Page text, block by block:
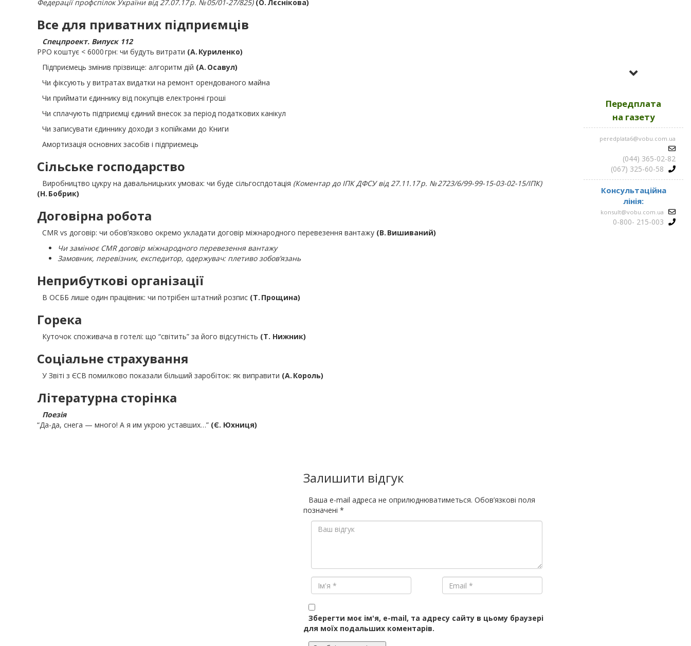
Федерації профспілок України від 27.07.17 р. № 05/01-27/825) (О. Лєснікова)
Все для приватних підприємців
Спецпроект. Випуск 112
РРО коштує < 6000 грн: чи будуть витрати (А. Куриленко)
Підприємець змінив прізвище: алгоритм дій (А. Осавул)
Чи фіксують у витратах видатки на ремонт орендованого майна
Чи приймати єдиннику від покупців електронні гроші
Чи сплачують підприємці єдиний внесок за період податкових канікул
Чи записувати єдиннику доходи з копійками до Книги
Амортизація основних засобів і підприємець
Сільське господарство
Виробництво цукру на давальницьких умовах: чи буде сільгоспдотація (Коментар до ІПК ДФСУ від 27.11.17 р. № 2723/6/99-99-15-03-02-15/ІПК)
(Н. Бобрик)
Договірна робота
CMR vs договір: чи обов’язково окремо укладати договір міжнародного перевезення вантажу (В. Вишиваний)
Чи замінює CMR договір міжнародного перевезення вантажу
Замовник, перевізник, експедитор, одержувач: плетиво зобов’язань
Неприбуткові організації
В ОСББ лише один працівник: чи потрібен штатний розпис (Т. Прощина)
Горека
Куточок споживача в готелі: що “світить” за його відсутність (Т. Нижник)
Соціальне страхування
У Звіті з ЄСВ помилково показали більший заробіток: як виправити (А. Король)
Літературна сторінка
Поезія
“Да-да, снега — много! А я им укрою уставших…” (Є. Юхниця)
Залишити відгук
Ваша e-mail адреса не оприлюднюватиметься. Обов’язкові поля
позначені *
Зберегти моє ім'я, e-mail, та адресу сайту в цьому браузері
для моїх подальших коментарів.
2023
Усі номери за
2022
Усі номери за
2021
Передплата
на газету
peredplata6@vobu.com.ua
(044) 365-02-82
(067) 325-60-58
Консультаційна
лінія:
konsult@vobu.com.ua
0-800- 215-003